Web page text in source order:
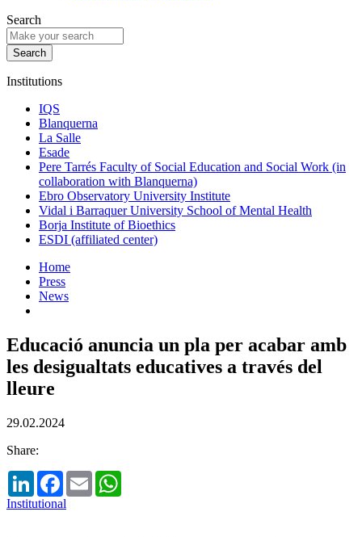
Search
Institutions
IQS
Blanquerna
La Salle
Esade
Pere Tarrés Faculty of Social Education and Social Work (in
collaboration with Blanquerna)
Ebro Observatory University Institute
Vidal i Barraquer University School of Mental Health
Borja Institute of Bioethics
ESDI (affiliated center)
Home
Press
News
Educació anuncia un pla per acabar amb
les desigualtats educatives a través del
lleure
29.02.2024
Share:
LinkedInFacebook
Email
Institutional